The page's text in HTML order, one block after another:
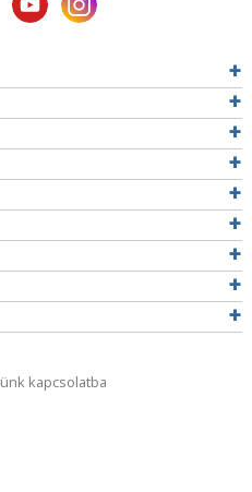
kapcsolatba